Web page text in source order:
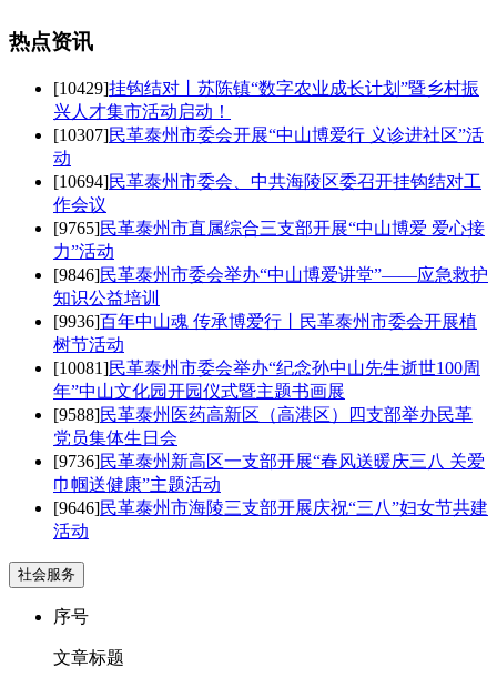
热点资讯
[10429]挂钩结对丨苏陈镇“数字农业成长计划”暨乡村振
兴人才集市活动启动！
[10307]民革泰州市委会开展“中山博爱行 义诊进社区”活
动
[10694]民革泰州市委会、中共海陵区委召开挂钩结对工
作会议
[9765]民革泰州市直属综合三支部开展“中山博爱 爱心接
力”活动
[9846]民革泰州市委会举办“中山博爱讲堂”——应急救护
知识公益培训
[9936]百年中山魂 传承博爱行丨民革泰州市委会开展植
树节活动
[10081]民革泰州市委会举办“纪念孙中山先生逝世100周
年”中山文化园开园仪式暨主题书画展
[9588]民革泰州医药高新区（高港区）四支部举办民革
党员集体生日会
[9736]民革泰州新高区一支部开展“春风送暖庆三八 关爱
巾帼送健康”主题活动
[9646]民革泰州市海陵三支部开展庆祝“三八”妇女节共建
活动
社会服务
序号
文章标题